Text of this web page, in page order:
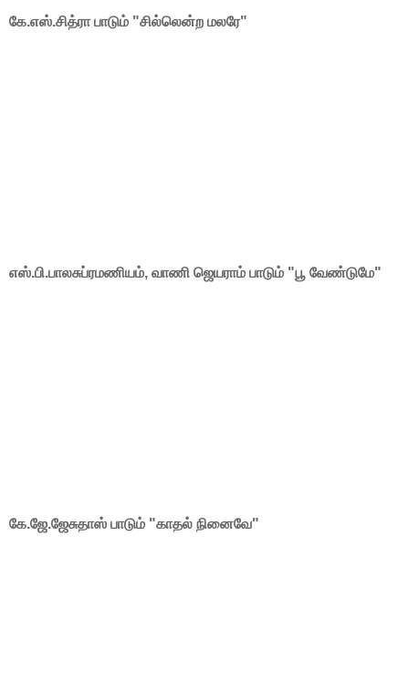
கே.எஸ்.சித்ரா பாடும் "சில்லென்ற மலரே"
எஸ்.பி.பாலசுப்ரமணியம், வாணி ஜெயராம் பாடும் "பூ வேண்டுமே"
கே.ஜே.ஜேசுதாஸ் பாடும் "காதல் நினைவே"